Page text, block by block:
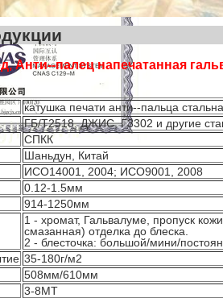
Анти--палец напечатанная
катушка печати анти--пальца
ГБ/Т2518, ДЖИС, Г3302 и другие
СПКК
Шаньдун, Китай
ИСО14001, 2004; ИСО9001, 2008
0.12-1.5мм
914-1250мм
1 - хромат, Гальвалуме, пропуск
смазанная) отделка до блеска.
2 - блесточка: большой/мини/
35-180г/м2
508мм/610мм
3-8МТ